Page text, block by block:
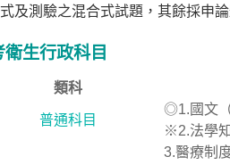
及測驗之混合式試題，其餘採申論
衛生行政科目
類科
普通科目
◎1.國文
※2.法學
3.醫療制